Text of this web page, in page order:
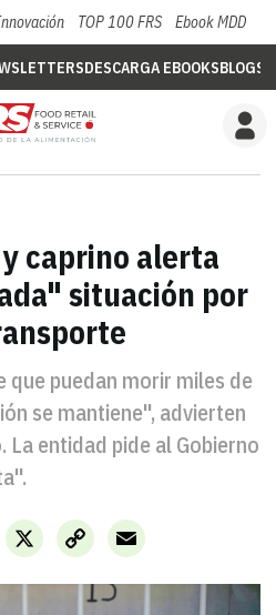
TOP 100 FRS Ebook MDD
DESCARGA EBOOKSBLOGS
caprino alerta
situación por
puedan morir miles de
se mantiene", advierten
La entidad pide al Gobierno
X
Copy
Link
Email